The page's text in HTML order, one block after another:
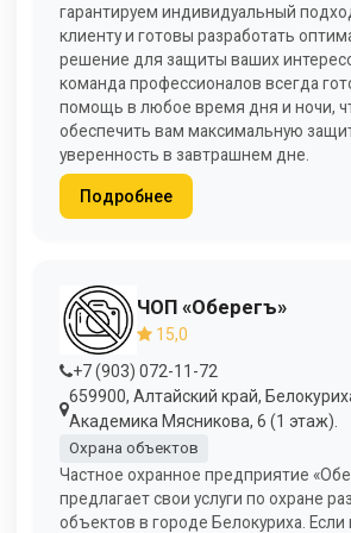
гарантируем индивидуальный
клиенту и готовы разработать
решение для защиты ваших
команда профессионалов всегда
помощь в любое время дня и ночи,
обеспечить вам максимальную
уверенность в завтрашнем дне.
Подробнее
ЧОП «Оберегъ»
15,0
+7 (903) 072-11-72
659900, Алтайский край,
Академика Мясникова, 6 (1 этаж).
Охрана объектов
Частное охранное предприятие
предлагает свои услуги по охране
объектов в городе Белокуриха.